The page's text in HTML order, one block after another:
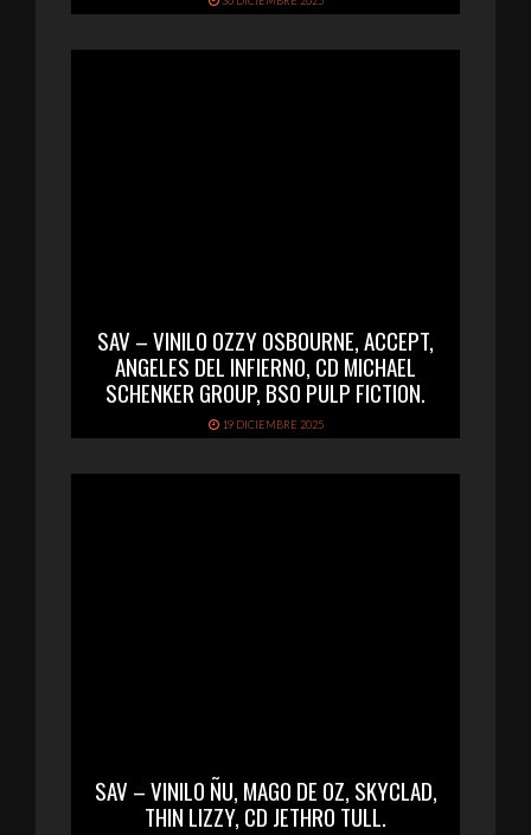
SAV – VINILO OZZY OSBOURNE, ACCEPT,
ANGELES DEL INFIERNO, CD MICHAEL
SCHENKER GROUP, BSO PULP FICTION.
19 DICIEMBRE 2025
SAV – VINILO ÑU, MAGO DE OZ, SKYCLAD,
THIN LIZZY, CD JETHRO TULL.